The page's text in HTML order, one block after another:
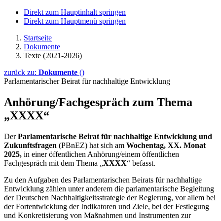
Direkt zum Hauptinhalt springen
Direkt zum Hauptmenü springen
Startseite
Dokumente
Texte (2021-2026)
zurück zu: Dokumente ()
Parlamentarischer Beirat für nachhaltige Entwicklung
Anhörung/Fachgespräch zum Thema
„XXXX“
DerParlamentarische Beirat für nachhaltige Entwicklung und
Zukunftsfragen (PBnEZ) hat sich am Wochentag, XX. Monat
2025, in einer öffentlichen Anhörung/einem öffentlichen
Fachgespräch mit dem Thema „XXXX“ befasst.
Zu den Aufgaben des Parlamentarischen Beirats für nachhaltige
Entwicklung zählen unter anderem die parlamentarische Begleitung
der Deutschen Nachhaltigkeitsstrategie der Regierung, vor allem bei
der Fortentwicklung der Indikatoren und Ziele, bei der Festlegung
und Konkretisierung von Maßnahmen und Instrumenten zur